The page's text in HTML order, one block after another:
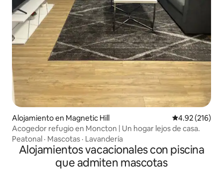
Alojamiento en Magnetic Hill Calificación
4.92 (216)
Acogedor refugio en Moncton | Un hogar lejos de casa.
Peatonal · Mascotas · Lavandería
Alojamientos vacacionales con piscina
que admiten mascotas